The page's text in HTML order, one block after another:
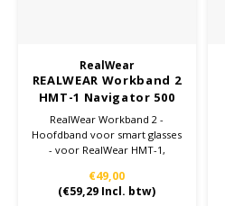
RealWear
REALWEAR Workband 2
HMT-1 Navigator 500
Series
RealWear Workband 2 -
Hoofdband voor smart glasses
- voor RealWear HMT-1,
€49,00
(€59,29 Incl. btw)